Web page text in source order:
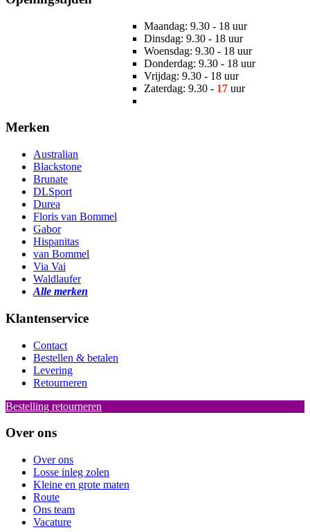
Maandag: 9.30 - 18 uur
Dinsdag: 9.30 - 18 uur
Woensdag: 9.30 - 18 uur
Donderdag: 9.30 - 18 uur
Vrijdag: 9.30 - 18 uur
Zaterdag: 9.30 - 17 uur
Merken
Australian
Blackstone
Brunate
DLSport
Durea
Floris van Bommel
Gabor
Hispanitas
van Bommel
Via Vai
Waldlaufer
Alle merken
Klantenservice
Contact
Bestellen & betalen
Levering
Retourneren
Bestelling retourneren
Over ons
Over ons
Losse inleg zolen
Kleine en grote maten
Route
Ons team
Vacature